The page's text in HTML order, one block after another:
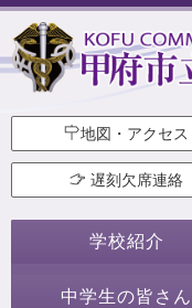
地図・アクセス
遅刻欠席連絡
学校紹介
中学生の皆さん